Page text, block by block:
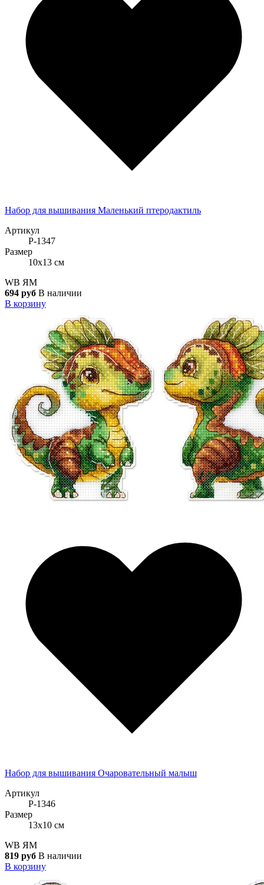
Набор для вышивания Маленький птеродактиль
Артикул
Р-1347
Размер
10x13 см
WB ЯМ
694 руб В наличии
В корзину
Набор для вышивания Очаровательный малыш
Артикул
Р-1346
Размер
13x10 см
WB ЯМ
819 руб В наличии
В корзину